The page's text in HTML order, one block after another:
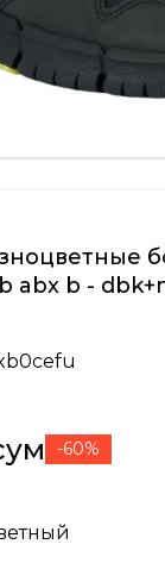
abx b -
-60%